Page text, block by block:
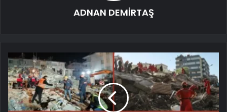
ADNAN DEMİRTAŞ